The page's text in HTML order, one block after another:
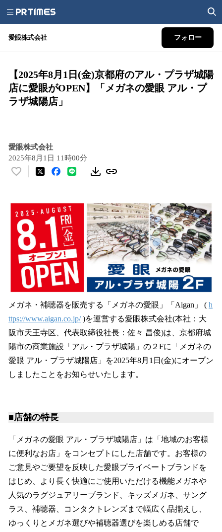
愛眼株式会社 フォロー
【2025年8月1日(金)京都府のアル・プラザ城陽
店に愛眼がOPEN】「メガネの愛眼 アル・プ
ラザ城陽店」
愛眼株式会社
2025年8月1日 11時00分
い
数
を
読
み
込
み
中
で
す
メガネ・補聴器を販売する「メガネの愛眼」「Aigan」 ( h
ttps://www.aigan.co.jp/)を運営する愛眼株式会社(本社：大
阪市天王寺区、代表取締役社長：佐々 昌俊)は、京都府城
陽市の商業施設「アル・プラザ城陽」の２Fに「メガネの
愛眼 アル・プラザ城陽店」を2025年8月1日(金)にオープン
しましたことをお知らせいたします。
■店舗の特長
「メガネの愛眼 アル・プラザ城陽店」は「地域のお客様
に便利なお店」をコンセプトにした店舗です。お客様の
ご意見やご要望を反映した愛眼プライベートブランドを
はじめ、より長く快適にご使用いただける機能メガネや
人気のラグジュアリーブランド、キッズメガネ、サング
ラス、補聴器、コンタクトレンズまで幅広く品揃えし、
ゆっくりとメガネ選びや補聴器選びを楽しめる店舗で